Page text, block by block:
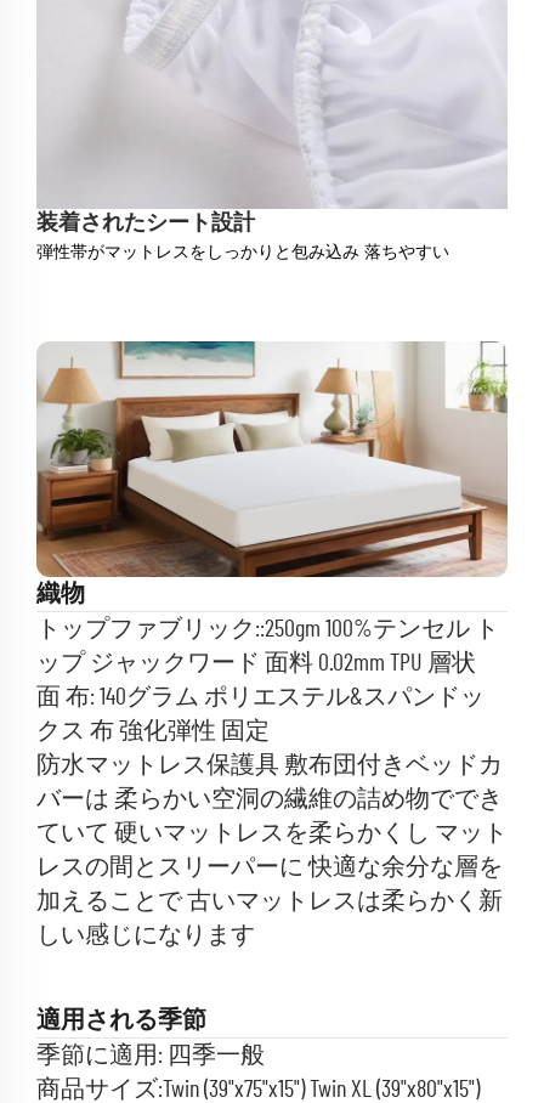
装着されたシート設計
弾性帯がマットレスをしっかりと包み込み 落ちやすい
織物
トップファブリック::250gm 100%テンセル ト
ップ ジャックワード 面料 0.02mm TPU 層状
面 布: 140グラム ポリエステル&スパンドッ
クス 布 強化弾性 固定
防水マットレス保護具 敷布団付きベッドカ
バーは 柔らかい空洞の繊維の詰め物ででき
ていて 硬いマットレスを柔らかくし マット
レスの間とスリーパーに 快適な余分な層を
加えることで 古いマットレスは柔らかく新
しい感じになります
適用される季節
季節に適用: 四季一般
商品サイズ:Twin (39"x75"x15") Twin XL (39"x80"x15")